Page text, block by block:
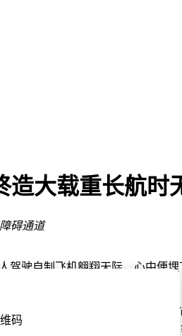
造大载重长航时
碍通道
驶自制飞机翱翔天际，心中便
他并未因此退缩，反而将课余
，他独自乘火车前往天津、河